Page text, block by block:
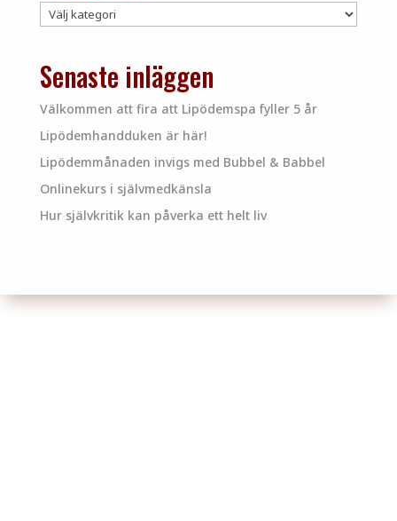
Kategorier
Senaste inläggen
Välkommen att fira att Lipödemspa fyller 5 år
Lipödemhandduken är här!
Lipödemmånaden invigs med Bubbel & Babbel
Onlinekurs i självmedkänsla
Hur självkritik kan påverka ett helt liv